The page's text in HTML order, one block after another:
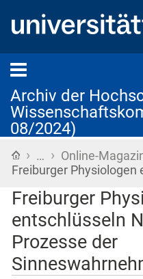
Archiv der
08/2024)
Startseite
› … › Online-
Freiburger Physiologen
Freiburger
entschlüsseln
Prozesse der